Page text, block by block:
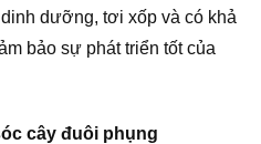
dưỡng, tơi xốp và có khả
bảo sự phát triển tốt của
cây đuôi phụng